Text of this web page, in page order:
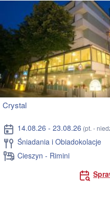
Crystal
14.08.26 - 23.08.26 (pt. -
Śniadania i Obiadokolacje
Cieszyn - Rimini